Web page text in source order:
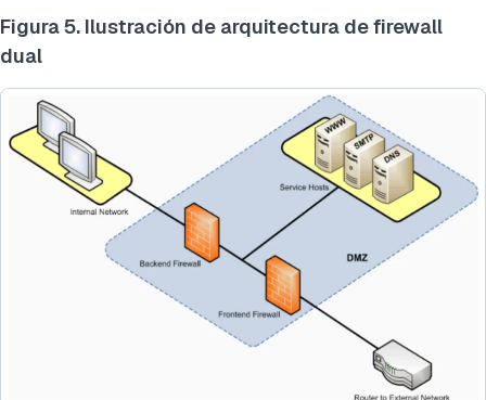
Figura 5. Ilustración de arquitectura de firewall
dual